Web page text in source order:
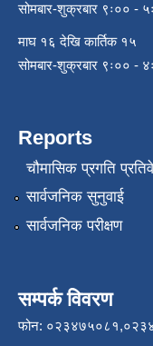
सोमबार-शुक्रबार ९ः०० -
माघ १६ देखि कार्तिक १५
सोमबार-शुक्रबार ९ः०० -
Reports
चौमासिक प्रगति
सार्वजनिक सुनुवाई
सार्वजनिक परीक्षण
सम्पर्क विवरण
फोन: